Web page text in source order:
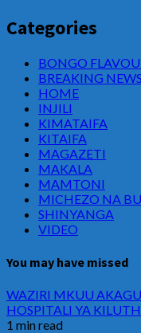
Categories
BONGO
BREAKING NEWS
HOME
INJILI
KIMATAIFA
KITAIFA
MAGAZETI
MAKALA
MAMTONI
MICHEZO NA
SHINYANGA
VIDEO
You may have missed
WAZIRI MKUU
HOSPITALI YA
1 min read